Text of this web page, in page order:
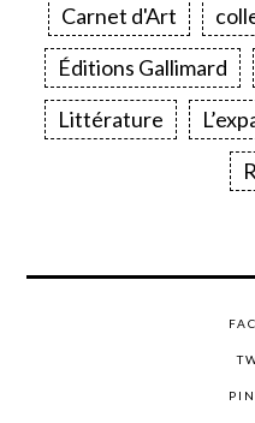
Carnet d'Art
Éditions Gallimard
Littérature